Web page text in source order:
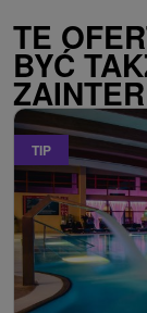
TE
BYĆ
TIP